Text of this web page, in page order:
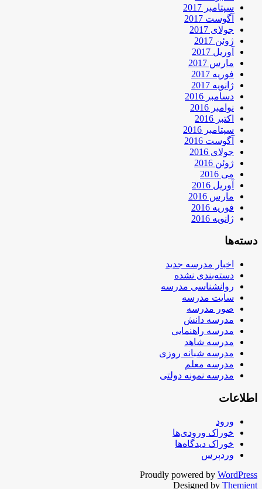
سپتامبر 2017
آگوست 2017
جولای 2017
ژوئن 2017
آوریل 2017
مارس 2017
فوریه 2017
ژانویه 2017
دسامبر 2016
نوامبر 2016
اکتبر 2016
سپتامبر 2016
آگوست 2016
جولای 2016
ژوئن 2016
می 2016
آوریل 2016
مارس 2016
فوریه 2016
ژانویه 2016
دسته‌ها
اخبار مدرسه جدید
دسته‌بندی نشده
روانشناسی مدرسه
سایت مدرسه
صور مدرسه
مدرسه دانش
مدرسه راهنمایی
مدرسه شاهد
مدرسه شبانه روزی
مدرسه معلم
مدرسه نمونه دولتی
اطلاعات
ورود
خوراک ورودی‌ها
خوراک دیدگاه‌ها
وردپرس
Proudly powered by WordPress
Designed by Themient